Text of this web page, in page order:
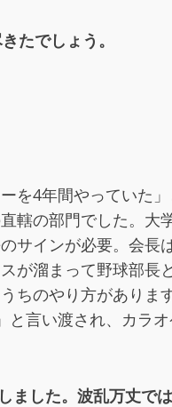
たでしょう。
を4年間やっていた
轄の部門でした。大
インが必要。会長
が溜まって野球部長
ちのやり方がありま
言い渡され、カラオ
ました。波乱万丈で